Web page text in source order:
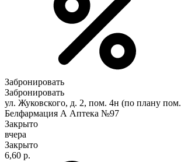
Забронировать
Забронировать
ул. Жуковского, д. 2, пом. 4н (по плану
Белфармация А Аптека №97
Закрыто
вчера
Закрыто
6,60 р.